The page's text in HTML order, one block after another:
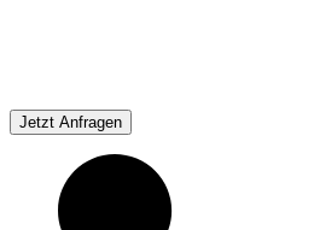
Jetzt Anfragen